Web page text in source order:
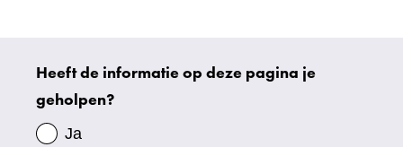
Uw
gegevens
Heeft de informatie op deze pagina je
geholpen?
Ja